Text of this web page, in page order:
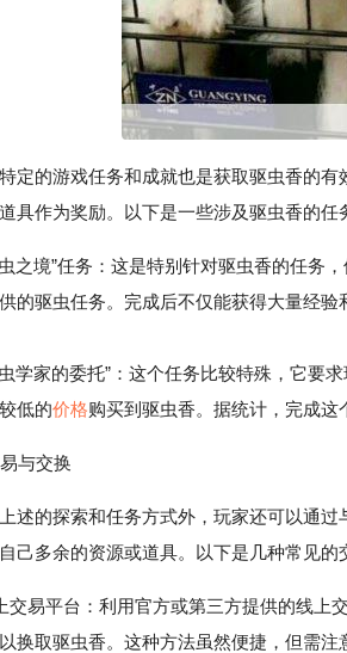
定的游戏任务和成就也是获取驱虫香的
具作为奖励。以下是一些涉及驱虫香的任
之境”任务：这是特别针对驱虫香的任务
的驱虫任务。完成后不仅能获得大量经验
家的委托”：这个任务比较特殊，它要求
低的价格购买到驱虫香。据统计，完成这
与交换
述的探索和任务方式外，玩家还可以通
己多余的资源或道具。以下是几种常见的
交易平台：利用官方或第三方提供的线上
换取驱虫香。这种方法虽然便捷，但需注